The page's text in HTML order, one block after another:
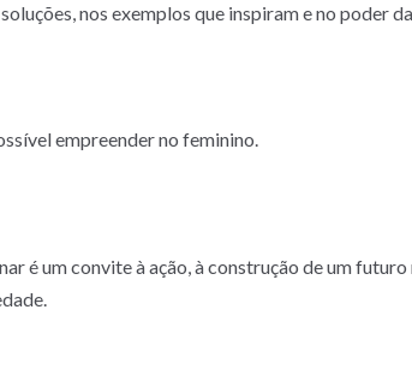
nos exemplos que inspiram e no poder
empreender no feminino.
é um convite à ação, à construção de um